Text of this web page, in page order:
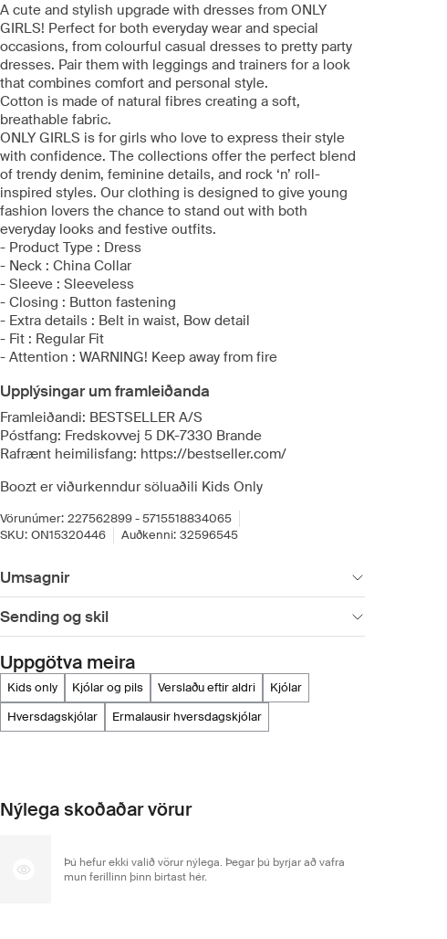
A cute and stylish upgrade with dresses from ONLY
GIRLS! Perfect for both everyday wear and special
occasions, from colourful casual dresses to pretty party
dresses. Pair them with leggings and trainers for a look
that combines comfort and personal style.
Cotton is made of natural fibres creating a soft,
breathable fabric.
ONLY GIRLS is for girls who love to express their style
with confidence. The collections offer the perfect blend
of trendy denim, feminine details, and rock ‘n’ roll-
inspired styles. Our clothing is designed to give young
fashion lovers the chance to stand out with both
everyday looks and festive outfits.
- Product Type : Dress
- Neck : China Collar
- Sleeve : Sleeveless
- Closing : Button fastening
- Extra details : Belt in waist, Bow detail
- Fit : Regular Fit
- Attention : WARNING! Keep away from fire
Upplýsingar um framleiðanda
Framleiðandi: BESTSELLER A/S
Póstfang: Fredskovvej 5 DK-7330 Brande
Rafrænt heimilisfang: https://bestseller.com/
Boozt er viðurkenndur söluaðili Kids Only
Vörunúmer: 227562899 - 5715518834065
SKU: ON15320446 Auðkenni: 32596545
Umsagnir
Sending og skil
Uppgötva meira
kids only kjólar og pils verslaðu eftir aldri
kjólar
hversdagskjólar
ermalausir hversdagskjólar
Nýlega skoðaðar vörur
Þú hefur ekki valið vörur nýlega. Þegar þú byrjar að vafra
mun ferillinn þinn birtast hér.